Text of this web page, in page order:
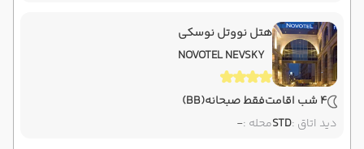
هتل نووتل نوسکی
NOVOTEL NEVSKY
4 شب اقامت فقط صبحانه(BB)
دید اتاق :STDمحله :-